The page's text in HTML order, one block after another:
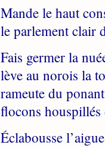
Mande le haut
le parlement clair
Fais germer la
lève au norois la
rameute du
flocons
Éclabousse